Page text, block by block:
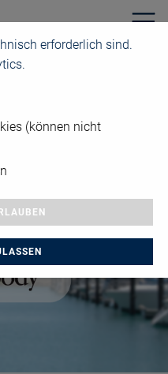
erforderlich sind.
(können nicht